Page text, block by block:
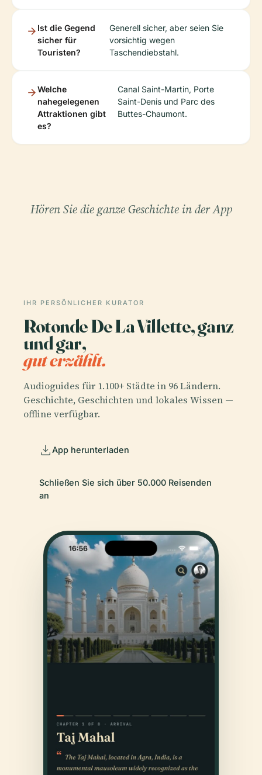
Ist die Gegend
sicher für
Touristen?
Generell sicher, aber seien Sie
vorsichtig wegen
Taschendiebstahl.
Welche
nahegelegenen
Attraktionen gibt
es?
Canal Saint-Martin, Porte
Saint-Denis und Parc des
Buttes-Chaumont.
Hören Sie die ganze Geschichte in der App
IHR PERSÖNLICHER KURATOR
Rotonde De La Villette, ganz
und gar,
gut erzählt.
Audioguides für 1.100+ Städte in 96 Ländern.
Geschichte, Geschichten und lokales Wissen —
offline verfügbar.
App herunterladen
Schließen Sie sich über 50.000 Reisenden
an